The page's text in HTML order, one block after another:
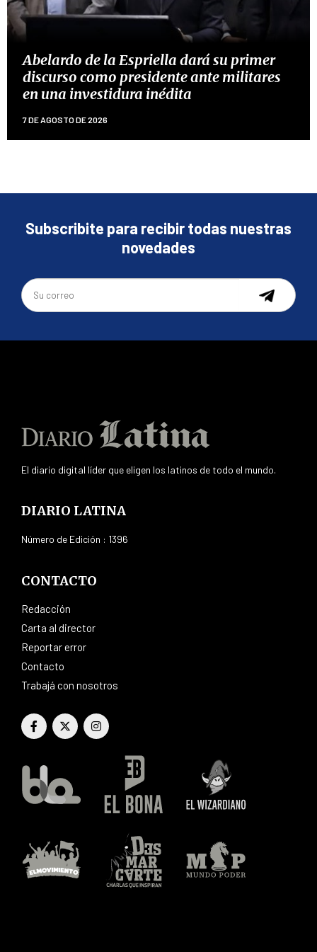
Abelardo de la Espriella dará su primer
discurso como presidente ante militares
en una investidura inédita
7 DE AGOSTO DE 2026
Subscribite para recibir todas nuestras
novedades
El diario digital líder que eligen los latinos de todo el mundo.
DIARIO LATINA
Número de Edición : 1396
CONTACTO
Redacción
Carta al director
Reportar error
Contacto
Trabajá con nosotros